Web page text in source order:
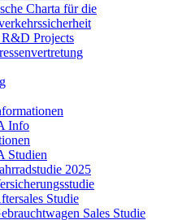
Charta für die
Projects
Info
Studien
2025
Studie
Sales Studie